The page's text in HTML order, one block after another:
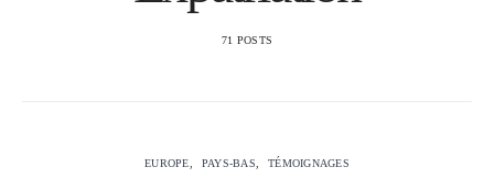
71 POSTS
EUROPE PAYS-BAS TÉMOIGNAGES